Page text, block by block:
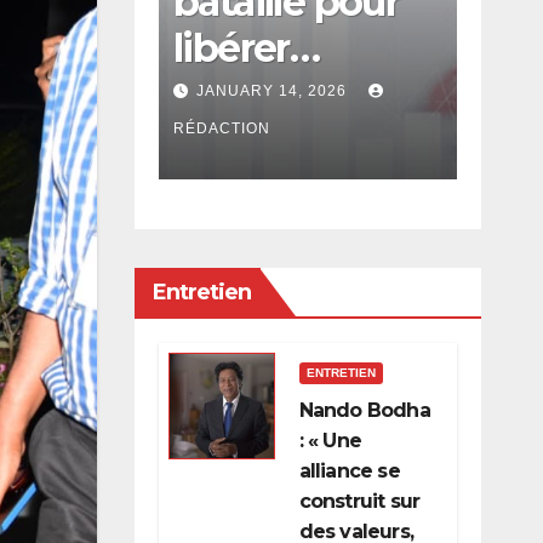
est
2026
libérer
l’économie de
la
concentration,
et des
privilèges
hérités
JANUARY 14, 2026
RÉDACTION
Entretien
ENTRETIEN
Nando Bodha
: « Une
alliance se
construit sur
des valeurs,